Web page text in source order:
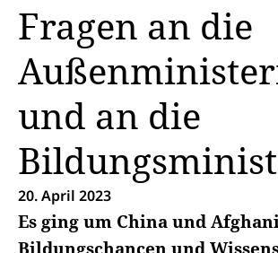
Fragen an die
und an die
20. April 2023
Es ging um China und